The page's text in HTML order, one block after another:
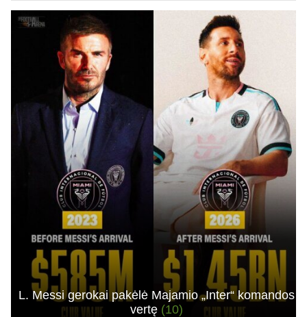
L. Messi gerokai pakėlė Majamio „Inter“ komandos
vertę (10)